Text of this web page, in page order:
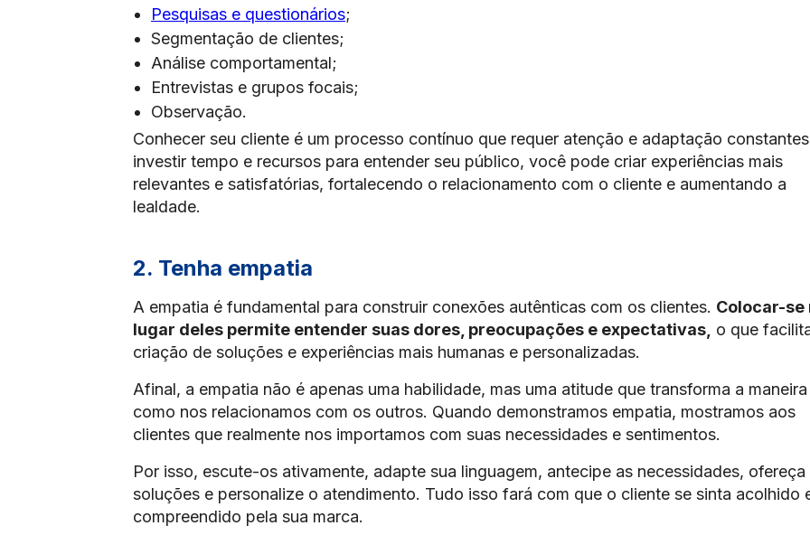
Pesquisas e questionários;
Segmentação de clientes;
Análise comportamental;
Entrevistas e grupos focais;
Observação.
Conhecer seu cliente é um processo contínuo que requer atenção e adaptação
investir tempo e recursos para entender seu público, você pode criar experiências mais
relevantes e satisfatórias, fortalecendo o relacionamento com o cliente e aumentando a
lealdade.
2. Tenha empatia
A empatia é fundamental para construir conexões autênticas com os clientes. Colocar-se
lugar deles permite entender suas dores, preocupações e expectativas, o que
criação de soluções e experiências mais humanas e personalizadas.
Afinal, a empatia não é apenas uma habilidade, mas uma atitude que transforma a maneira
como nos relacionamos com os outros. Quando demonstramos empatia, mostramos aos
clientes que realmente nos importamos com suas necessidades e sentimentos.
Por isso, escute-os ativamente, adapte sua linguagem, antecipe as necessidades, ofereça
soluções e personalize o atendimento. Tudo isso fará com que o cliente se sinta acolhido
compreendido pela sua marca.